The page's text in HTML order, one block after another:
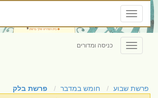
Toggle
navigation
Toggle
navigation
כניסה ומדורים
פרשת שבוע חומש במדבר פרשת בלק